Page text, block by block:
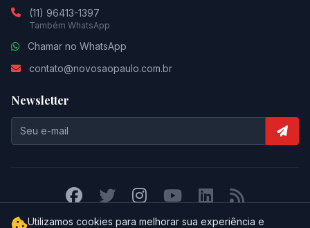
(11) 96413-1397
Também WhatsApp
Chamar no WhatsApp
contato@novosaopaulo.com.br
Newsletter
Utilizamos cookies para melhorar sua experiência e